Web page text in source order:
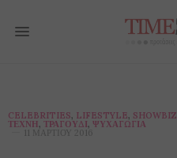
CELEBRITIES, LIFESTYLE, SHOWBIZ
ΤΈΧΝΗ, ΤΡΑΓΟΎΔΙ, ΨΥΧΑΓΩΓΊΑ
11 ΜΑΡΤΊΟΥ 2016